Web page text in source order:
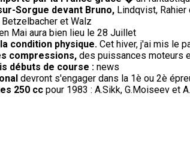
Sorgue devant Bruno, Lindqvist,
et Walz
Mai aura bien lieu le 28 Juillet
condition physique. Cet hiver, j'ai mis le
compressions, des puissances moteurs
débuts de course : news
devront s'engager dans la 1è ou 2è
250 cc pour 1983 : A.Sikk, G.Moiseev et